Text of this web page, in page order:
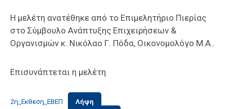
Η μελέτη ανατέθηκε από το Επιμελητήριο Πιερίας
στο Σύμβουλο Ανάπτυξης Επιχειρήσεων &
Οργανισμών κ. Νικόλαο Γ. Πόδα, Οικονομολόγο Μ.Α..
Επισυνάπτεται η μελέτη
2η_Εκθεση_ΕΒΕΠ
Λήψη